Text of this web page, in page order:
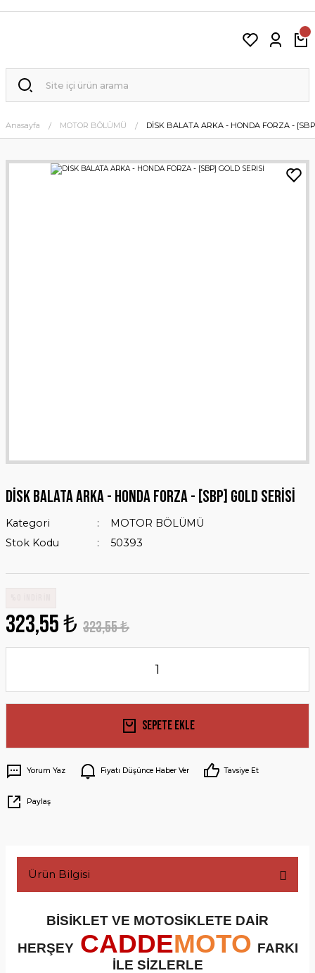
Anasayfa MOTOR BÖLÜMÜ DİSK BALATA ARKA - HONDA FORZA -
DİSK BALATA ARKA - HONDA FORZA - [SBP] GOLD SERİSİ
Kategori
MOTOR BÖLÜMÜ
Stok Kodu
50393
323,55 ₺ 323,55 ₺
Sepete Ekle
Yorum Yaz Fiyatı Düşünce Haber Ver Tavsiye Et
Paylaş
Ürün Bilgisi
BİSİKLET VE MOTOSİKLETE DAİR
HERŞEY CADDEMOTO FARKI
İLE SİZLERLE